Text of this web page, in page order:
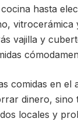
hasta
vitrocerámica
vajilla y
comidas en el
dinero, sino
locales y